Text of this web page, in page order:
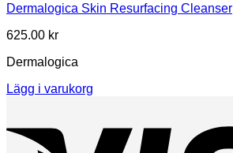
Dermalogica Skin Resurfacing Cleanser
625.00 kr
Dermalogica
Lägg i varukorg